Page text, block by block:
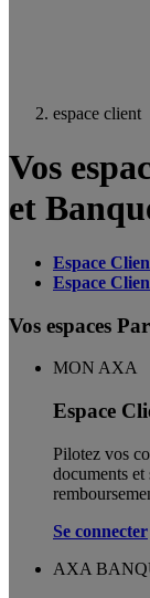
espace client
Vos
et
Espace
Espace
Vos espaces
MON AXA
Espace
Pilotez vos
documents et
Se connecter
AXA